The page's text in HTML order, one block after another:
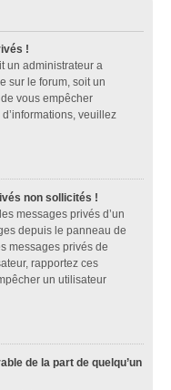
!
un administrateur a
sur le forum, soit un
vous empêcher
veuillez
non sollicités !
messages privés d’un
depuis le panneau de
messages privés de
rapportez ces
un utilisateur
de la part de quelqu’un